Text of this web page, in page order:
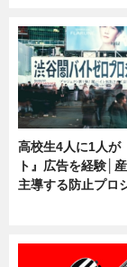
高校生4人に1人が
ト』広告を経験│
主導する防止プロ